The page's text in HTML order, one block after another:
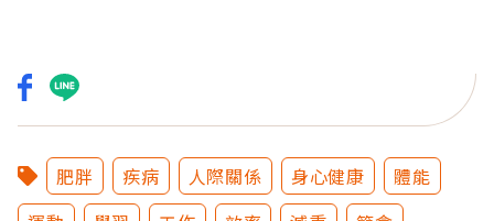
肥胖 疾病 人際關係 身心健康
體能